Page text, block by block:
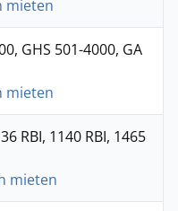
mieten
GHS 501-4000, GA
mieten
RBI, 1140 RBI, 1465
mieten